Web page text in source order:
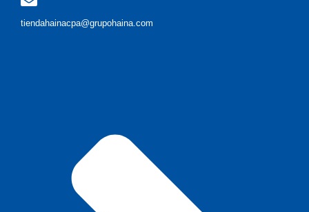
tiendahainacpa@grupohaina.com